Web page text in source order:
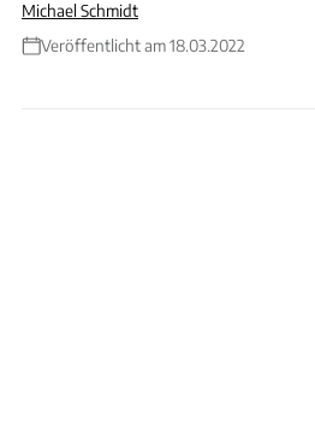
Michael Schmidt
Veröffentlicht am 18.03.2022